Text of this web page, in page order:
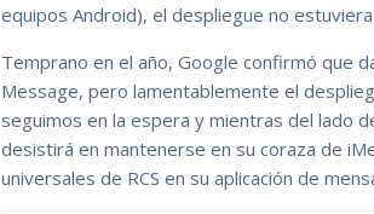
equipos Android), el despliegue no
Temprano en el año, Google confirmó que
Message, pero lamentablemente el
seguimos en la espera y mientras del lado
desistirá en mantenerse en su coraza de
universales de RCS en su aplicación de